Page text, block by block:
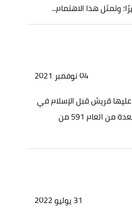
وتمثل هذا الاهتمام...
04 نوفمبر 2021
قريش قبل الإسلام في
مكة المكرمة، وكان ذلك في شهر ذي القعدة من العام 591 من
31 يوليو 2022